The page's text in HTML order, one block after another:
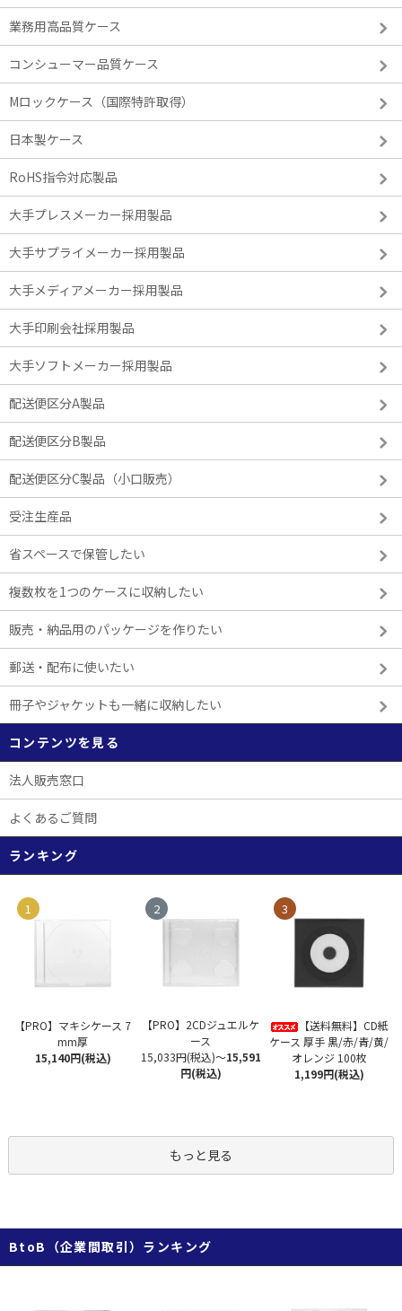
業務用高品質ケース
コンシューマー品質ケース
Mロックケース（国際特許取得）
日本製ケース
RoHS指令対応製品
大手プレスメーカー採用製品
大手サプライメーカー採用製品
大手メディアメーカー採用製品
大手印刷会社採用製品
大手ソフトメーカー採用製品
配送便区分A製品
配送便区分B製品
配送便区分C製品（小口販売）
受注生産品
省スペースで保管したい
複数枚を1つのケースに収納したい
販売・納品用のパッケージを作りたい
郵送・配布に使いたい
冊子やジャケットも一緒に収納したい
コンテンツを見る
法人販売窓口
よくあるご質問
ランキング
1
【PRO】マキシケース 7
mm厚
15,140円(税込)
2
【PRO】2CDジュエルケ
ース
15,033円(税込)～15,591
円(税込)
3
【送料無料】CD紙
ケース 厚手 黒/赤/青/黄/
オレンジ 100枚
1,199円(税込)
もっと見る
BtoB（企業間取引）ランキング